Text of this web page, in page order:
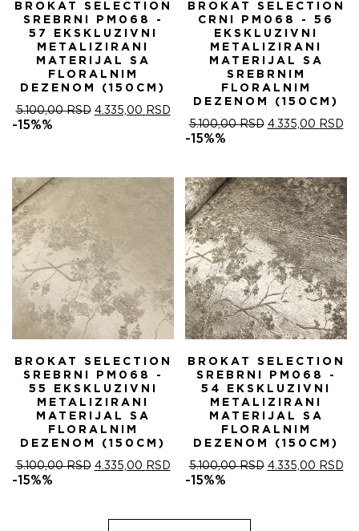
BROKAT SELECTION
SREBRNI PM068 -
57 EKSKLUZIVNI
METALIZIRANI
MATERIJAL SA
FLORALNIM
DEZENOM (150CM)
5.100,00RSD ОРИГИНАЛНА
4.335,00 RSDТРЕНУТНА
ЦЕНА
-15%%
BROKAT SELECTION
CRNI PM068 - 56
EKSKLUZIVNI
METALIZIRANI
MATERIJAL SA
SREBRNIM
FLORALNIM
DEZENOM (150CM)
5.100,00RSD ОРИГИНАЛНА
5.100,00 RSD.
4.335,00 RSD
-15%%
BROKAT SELECTION
SREBRNI PM068 -
55 EKSKLUZIVNI
METALIZIRANI
MATERIJAL SA
FLORALNIM
DEZENOM (150CM)
5.100,00RSD ОРИГИНАЛНА
5.100,00 RSD.
4.335,00 RSDТРЕНУТНА
ЦЕНА
-15%%
BROKAT SELECTION
SREBRNI PM068 -
54 EKSKLUZIVNI
METALIZIRANI
MATERIJAL SA
FLORALNIM
DEZENOM (150CM)
5.100,00RSD ОРИГИНАЛНА
4.335,00 RSD
-15%%